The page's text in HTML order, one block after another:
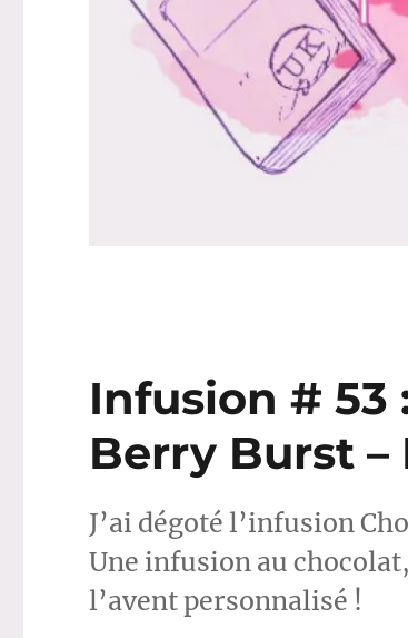
Infusion # 53
Berry Burst –
J’ai dégoté l’infusion
Une infusion au
l’avent personnalisé !